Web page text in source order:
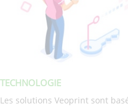
TECHNOLOGIE
Les solutions Veoprint sont